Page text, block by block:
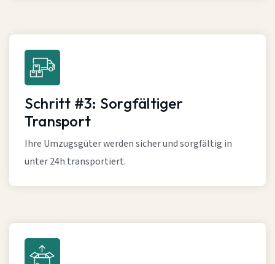
Schritt #3: Sorgfältiger
Transport
Ihre Umzugsgüter werden sicher und sorgfältig in
unter 24h transportiert.